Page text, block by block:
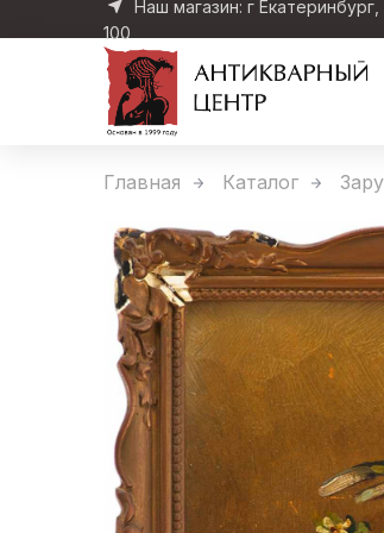
Наш магазин: г
100
Главная Каталог